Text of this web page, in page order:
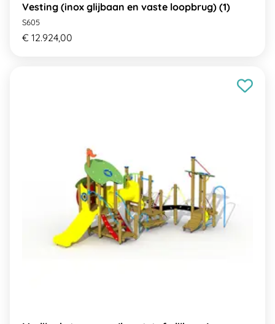
Vesting (inox glijbaan en vaste loopbrug) (1)
S605
€ 12.924,00